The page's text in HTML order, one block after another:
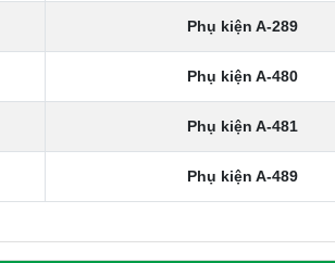
Phụ kiện A-289
Phụ kiện A-480
Phụ kiện A-481
Phụ kiện A-489